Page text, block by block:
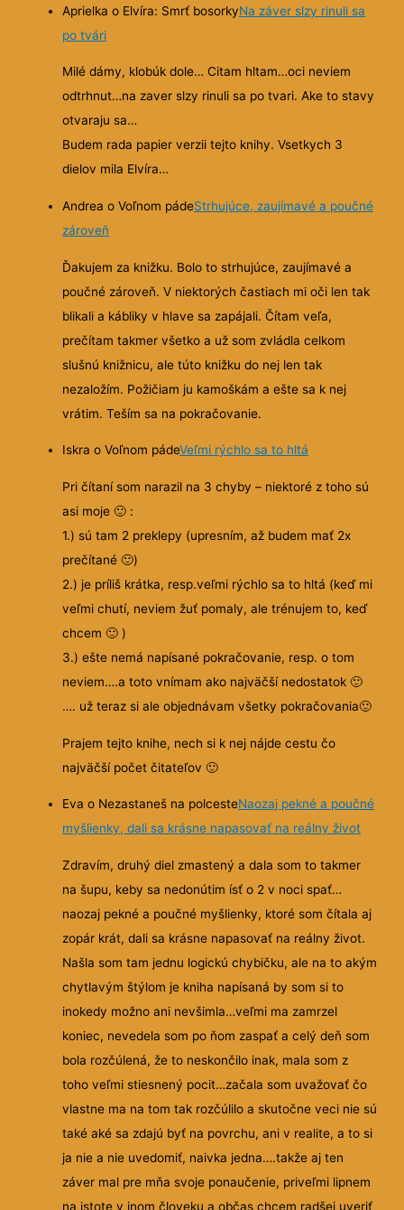
Aprielka o Elvíra: Smrť bosorkyNa záver slzy rinuli sa
po tvári
Milé dámy, klobúk dole… Citam hltam…oci neviem
odtrhnut…na zaver slzy rinuli sa po tvari. Ake to stavy
otvaraju sa…
Budem rada papier verzii tejto knihy. Vsetkych 3
dielov mila Elvíra…
Andrea o Voľnom pádeStrhujúce, zaujímavé a poučné
zároveň
Ďakujem za knižku. Bolo to strhujúce, zaujímavé a
poučné zároveň. V niektorých častiach mi oči len tak
blikali a kábliky v hlave sa zapájali. Čítam veľa,
prečítam takmer všetko a už som zvládla celkom
slušnú knižnicu, ale túto knižku do nej len tak
nezaložím. Požičiam ju kamoškám a ešte sa k nej
vrátim. Teším sa na pokračovanie.
Iskra o Voľnom pádeVeľmi rýchlo sa to hltá
Pri čítaní som narazil na 3 chyby – niektoré z toho sú
asi moje🙂 :
1.) sú tam 2 preklepy (upresním, až budem mať 2x
prečítané🙂)
2.) je príliš krátka, resp.veľmi rýchlo sa to hltá (keď mi
veľmi chutí, neviem žuť pomaly, ale trénujem to, keď
chcem🙂 )
3.) ešte nemá napísané pokračovanie, resp. o tom
neviem….a toto vnímam ako najväčší nedostatok🙂
…. už teraz si ale objednávam všetky pokračovania🙂
Prajem tejto knihe, nech si k nej nájde cestu čo
najväčší počet čitateľov🙂
Eva o Nezastaneš na polcesteNaozaj pekné a poučné
myšlienky, dali sa krásne napasovať na reálny život
Zdravím, druhý diel zmastený a dala som to takmer
na šupu, keby sa nedonútim ísť o 2 v noci spať…
naozaj pekné a poučné myšlienky, ktoré som čítala aj
zopár krát, dali sa krásne napasovať na reálny život.
Našla som tam jednu logickú chybičku, ale na to akým
chytlavým štýlom je kniha napísaná by som si to
inokedy možno ani nevšimla…veľmi ma zamrzel
koniec, nevedela som po ňom zaspať a celý deň som
bola rozčúlená, že to neskončilo inak, mala som z
toho veľmi stiesnený pocit…začala som uvažovať čo
vlastne ma na tom tak rozčúlilo a skutočne veci nie sú
také aké sa zdajú byť na povrchu, ani v realite, a to si
ja nie a nie uvedomiť, naivka jedna….takže aj ten
záver mal pre mňa svoje ponaučenie, priveľmi lipnem
na istote v inom človeku a občas chcem radšej uveriť